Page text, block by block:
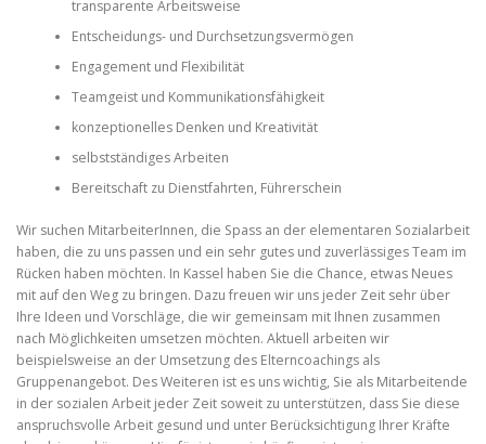
transparente Arbeitsweise
Entscheidungs- und Durchsetzungsvermögen
Engagement und Flexibilität
Teamgeist und Kommunikationsfähigkeit
konzeptionelles Denken und Kreativität
selbstständiges Arbeiten
Bereitschaft zu Dienstfahrten, Führerschein
Wir suchen MitarbeiterInnen, die Spass an der elementaren Sozialarbeit
haben, die zu uns passen und ein sehr gutes und zuverlässiges Team im
Rücken haben möchten. In Kassel haben Sie die Chance, etwas Neues
mit auf den Weg zu bringen. Dazu freuen wir uns jeder Zeit sehr über
Ihre Ideen und Vorschläge, die wir gemeinsam mit Ihnen zusammen
nach Möglichkeiten umsetzen möchten. Aktuell arbeiten wir
beispielsweise an der Umsetzung des Elterncoachings als
Gruppenangebot. Des Weiteren ist es uns wichtig, Sie als Mitarbeitende
in der sozialen Arbeit jeder Zeit soweit zu unterstützen, dass Sie diese
anspruchsvolle Arbeit gesund und unter Berücksichtigung Ihrer Kräfte